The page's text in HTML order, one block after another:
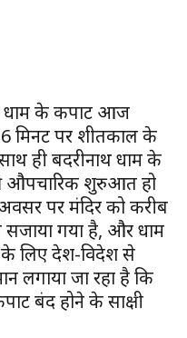
धाम के कपाट आज
मिनट पर शीतकाल के
ही बदरीनाथ धाम के
औपचारिक शुरुआत हो
पर मंदिर को करीब
गया है, और धाम
के लिए देश-विदेश से
लगाया जा रहा है कि
बंद होने के साक्षी